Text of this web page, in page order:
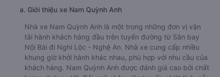
a. Giới thiệu xe Nam Quỳnh Anh
Nhà xe Nam Quỳnh Anh là một trong những đơn vị vận
tải hành khách hàng đầu trên tuyến đường từ Sân bay
Nội Bài đi Nghi Lộc - Nghệ An. Nhà xe cung cấp nhiều
khung giờ khởi hành khác nhau, phù hợp với nhu cầu của
khách hàng. Nam Quỳnh Anh được đánh giá cao bởi chất